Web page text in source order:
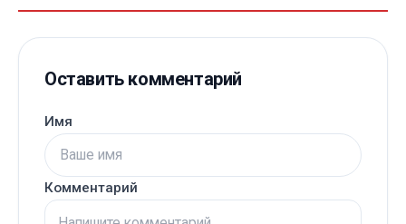
Оставить комментарий
Имя
Комментарий